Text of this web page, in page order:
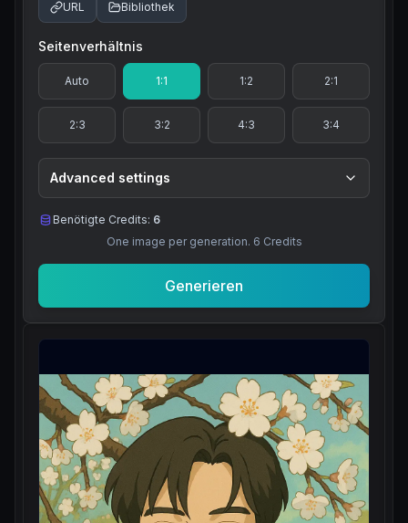
URL Bibliothek
Seitenverhältnis
Auto 1:1 1:2 2:1
2:3 3:2 4:3 3:4
Advanced settings
Benötigte Credits: 6
One image per generation. 6 Credits
Generieren